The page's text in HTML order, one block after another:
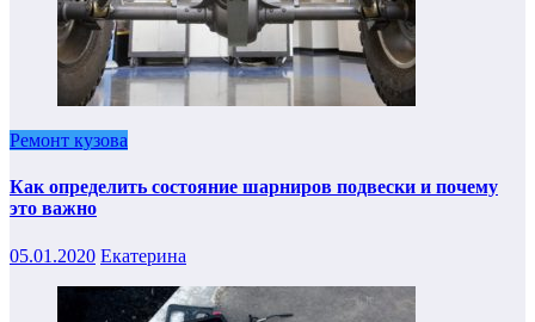
Ремонт кузова
Как определить состояние шарниров подвески и почему
это важно
05.01.2020 Екатерина